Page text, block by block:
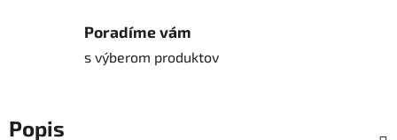
Poradíme vám
s výberom produktov
Popis